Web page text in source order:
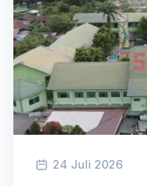
24 Juli 2026